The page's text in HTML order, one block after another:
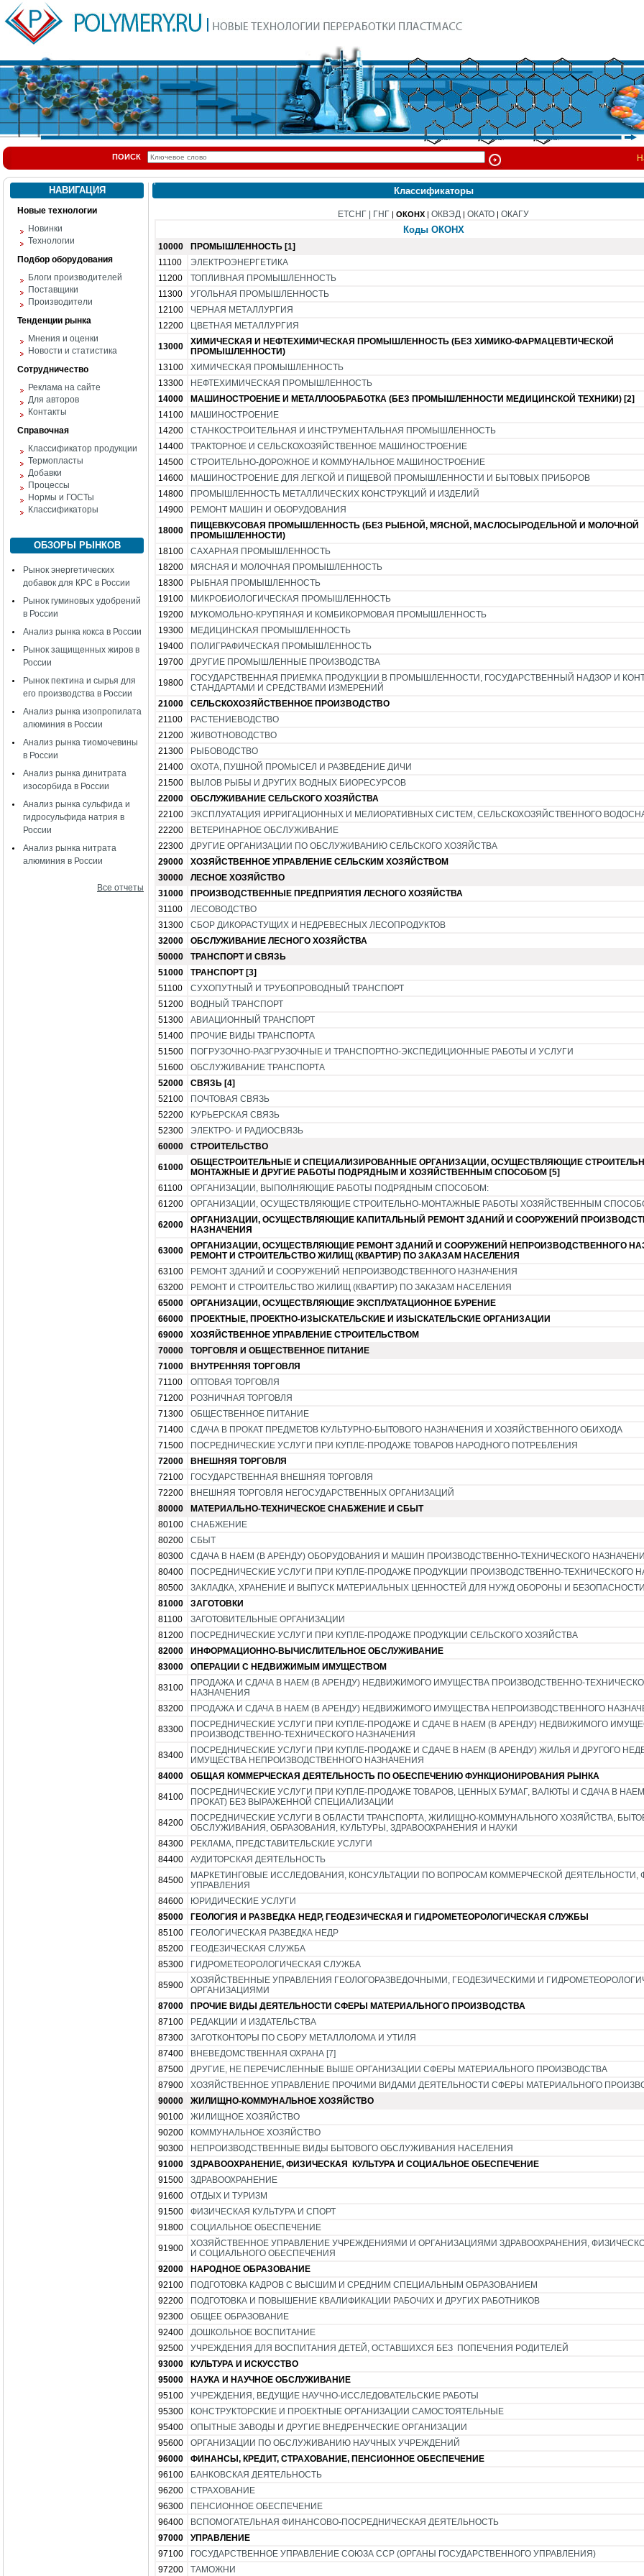
ПОИСК
НАВИГАЦИЯ
Новые технологии
Новинки
Технологии
Подбор оборудования
Блоги производителей
Поставщики
Производители
Тенденции рынка
Мнения и оценки
Новости и статистика
Сотрудничество
Реклама на сайте
Для авторов
Контакты
Справочная
Классификатор продукции
Термопласты
Добавки
Процессы
Нормы и ГОСТы
Классификаторы
ОБЗОРЫ РЫНКОВ
Рынок энергетических
добавок для КРС в России
Рынок гуминовых удобрений
в России
Анализ рынка кокса в России
Рынок защищенных жиров в
России
Рынок пектина и сырья для
его производства в России
Анализ рынка изопропилата
алюминия в России
Анализ рынка тиомочевины
в России
Анализ рынка динитрата
изосорбида в России
Анализ рынка сульфида и
гидросульфида натрия в
России
Анализ рынка нитрата
алюминия в России
Все отчеты
Классификаторы
ЕТСНГ | ГНГ | ОКОНХ | ОКВЭД | ОКАТО | ОКАГУ
Коды ОКОНХ
10000
ПРОМЫШЛЕННОСТЬ [1]
11100
ЭЛЕКТРОЭНЕРГЕТИКА
11200
ТОПЛИВНАЯ ПРОМЫШЛЕННОСТЬ
11300
УГОЛЬНАЯ ПРОМЫШЛЕННОСТЬ
12100
ЧЕРНАЯ МЕТАЛЛУРГИЯ
12200
ЦВЕТНАЯ МЕТАЛЛУРГИЯ
13000
ХИМИЧЕСКАЯ И НЕФТЕХИМИЧЕСКАЯ ПРОМЫШЛЕННОСТЬ (БЕЗ ХИМИКО-ФАРМАЦЕВТИЧЕСКОЙ
ПРОМЫШЛЕННОСТИ)
13100
ХИМИЧЕСКАЯ ПРОМЫШЛЕННОСТЬ
13300
НЕФТЕХИМИЧЕСКАЯ ПРОМЫШЛЕННОСТЬ
14000
МАШИНОСТРОЕНИЕ И МЕТАЛЛООБРАБОТКА (БЕЗ ПРОМЫШЛЕННОСТИ МЕДИЦИНСКОЙ ТЕХНИКИ) [2]
14100
МАШИНОСТРОЕНИЕ
14200
СТАНКОСТРОИТЕЛЬНАЯ И ИНСТРУМЕНТАЛЬНАЯ ПРОМЫШЛЕННОСТЬ
14400
ТРАКТОРНОЕ И СЕЛЬСКОХОЗЯЙСТВЕННОЕ МАШИНОСТРОЕНИЕ
14500
СТРОИТЕЛЬНО-ДОРОЖНОЕ И КОММУНАЛЬНОЕ МАШИНОСТРОЕНИЕ
14600
МАШИНОСТРОЕНИЕ ДЛЯ ЛЕГКОЙ И ПИЩЕВОЙ ПРОМЫШЛЕННОСТИ И БЫТОВЫХ ПРИБОРОВ
14800
ПРОМЫШЛЕННОСТЬ МЕТАЛЛИЧЕСКИХ КОНСТРУКЦИЙ И ИЗДЕЛИЙ
14900
РЕМОНТ МАШИН И ОБОРУДОВАНИЯ
18000
ПИЩЕВКУСОВАЯ ПРОМЫШЛЕННОСТЬ (БЕЗ РЫБНОЙ, МЯСНОЙ, МАСЛОСЫРОДЕЛЬНОЙ И МОЛОЧНОЙ
ПРОМЫШЛЕННОСТИ)
18100
САХАРНАЯ ПРОМЫШЛЕННОСТЬ
18200
МЯСНАЯ И МОЛОЧНАЯ ПРОМЫШЛЕННОСТЬ
18300
РЫБНАЯ ПРОМЫШЛЕННОСТЬ
19100
МИКРОБИОЛОГИЧЕСКАЯ ПРОМЫШЛЕННОСТЬ
19200
МУКОМОЛЬНО-КРУПЯНАЯ И КОМБИКОРМОВАЯ ПРОМЫШЛЕННОСТЬ
19300
МЕДИЦИНСКАЯ ПРОМЫШЛЕННОСТЬ
19400
ПОЛИГРАФИЧЕСКАЯ ПРОМЫШЛЕННОСТЬ
19700
ДРУГИЕ ПРОМЫШЛЕННЫЕ ПРОИЗВОДСТВА
19800
ГОСУДАРСТВЕННАЯ ПРИЕМКА ПРОДУКЦИИ В ПРОМЫШЛЕННОСТИ, ГОСУДАРСТВЕННЫЙ НАДЗОР И
СТАНДАРТАМИ И СРЕДСТВАМИ ИЗМЕРЕНИЙ
21000
СЕЛЬСКОХОЗЯЙСТВЕННОЕ ПРОИЗВОДСТВО
21100
РАСТЕНИЕВОДСТВО
21200
ЖИВОТНОВОДСТВО
21300
РЫБОВОДСТВО
21400
ОХОТА, ПУШНОЙ ПРОМЫСЕЛ И РАЗВЕДЕНИЕ ДИЧИ
21500
ВЫЛОВ РЫБЫ И ДРУГИХ ВОДНЫХ БИОРЕСУРСОВ
22000
ОБСЛУЖИВАНИЕ СЕЛЬСКОГО ХОЗЯЙСТВА
22100
ЭКСПЛУАТАЦИЯ ИРРИГАЦИОННЫХ И МЕЛИОРАТИВНЫХ СИСТЕМ, СЕЛЬСКОХОЗЯЙСТВЕННОГО
22200
ВЕТЕРИНАРНОЕ ОБСЛУЖИВАНИЕ
22300
ДРУГИЕ ОРГАНИЗАЦИИ ПО ОБСЛУЖИВАНИЮ СЕЛЬСКОГО ХОЗЯЙСТВА
29000
ХОЗЯЙСТВЕННОЕ УПРАВЛЕНИЕ СЕЛЬСКИМ ХОЗЯЙСТВОМ
30000
ЛЕСНОЕ ХОЗЯЙСТВО
31000
ПРОИЗВОДСТВЕННЫЕ ПРЕДПРИЯТИЯ ЛЕСНОГО ХОЗЯЙСТВА
31100
ЛЕСОВОДСТВО
31300
СБОР ДИКОРАСТУЩИХ И НЕДРЕВЕСНЫХ ЛЕСОПРОДУКТОВ
32000
ОБСЛУЖИВАНИЕ ЛЕСНОГО ХОЗЯЙСТВА
50000
ТРАНСПОРТ И СВЯЗЬ
51000
ТРАНСПОРТ [3]
51100
СУХОПУТНЫЙ И ТРУБОПРОВОДНЫЙ ТРАНСПОРТ
51200
ВОДНЫЙ ТРАНСПОРТ
51300
АВИАЦИОННЫЙ ТРАНСПОРТ
51400
ПРОЧИЕ ВИДЫ ТРАНСПОРТА
51500
ПОГРУЗОЧНО-РАЗГРУЗОЧНЫЕ И ТРАНСПОРТНО-ЭКСПЕДИЦИОННЫЕ РАБОТЫ И УСЛУГИ
51600
ОБСЛУЖИВАНИЕ ТРАНСПОРТА
52000
СВЯЗЬ [4]
52100
ПОЧТОВАЯ СВЯЗЬ
52200
КУРЬЕРСКАЯ СВЯЗЬ
52300
ЭЛЕКТРО- И РАДИОСВЯЗЬ
60000
СТРОИТЕЛЬСТВО
61000
ОБЩЕСТРОИТЕЛЬНЫЕ И СПЕЦИАЛИЗИРОВАННЫЕ ОРГАНИЗАЦИИ, ОСУЩЕСТВЛЯЮЩИЕ
МОНТАЖНЫЕ И ДРУГИЕ РАБОТЫ ПОДРЯДНЫМ И ХОЗЯЙСТВЕННЫМ СПОСОБОМ [5]
61100
ОРГАНИЗАЦИИ, ВЫПОЛНЯЮЩИЕ РАБОТЫ ПОДРЯДНЫМ СПОСОБОМ:
61200
ОРГАНИЗАЦИИ, ОСУЩЕСТВЛЯЮЩИЕ СТРОИТЕЛЬНО-МОНТАЖНЫЕ РАБОТЫ ХОЗЯЙСТВЕННЫМ
62000
ОРГАНИЗАЦИИ, ОСУЩЕСТВЛЯЮЩИЕ КАПИТАЛЬНЫЙ РЕМОНТ ЗДАНИЙ И СООРУЖЕНИЙ
НАЗНАЧЕНИЯ
63000
ОРГАНИЗАЦИИ, ОСУЩЕСТВЛЯЮЩИЕ РЕМОНТ ЗДАНИЙ И СООРУЖЕНИЙ НЕПРОИЗВОДСТВЕННОГО
РЕМОНТ И СТРОИТЕЛЬСТВО ЖИЛИЩ (КВАРТИР) ПО ЗАКАЗАМ НАСЕЛЕНИЯ
63100
РЕМОНТ ЗДАНИЙ И СООРУЖЕНИЙ НЕПРОИЗВОДСТВЕННОГО НАЗНАЧЕНИЯ
63200
РЕМОНТ И СТРОИТЕЛЬСТВО ЖИЛИЩ (КВАРТИР) ПО ЗАКАЗАМ НАСЕЛЕНИЯ
65000
ОРГАНИЗАЦИИ, ОСУЩЕСТВЛЯЮЩИЕ ЭКСПЛУАТАЦИОННОЕ БУРЕНИЕ
66000
ПРОЕКТНЫЕ, ПРОЕКТНО-ИЗЫСКАТЕЛЬСКИЕ И ИЗЫСКАТЕЛЬСКИЕ ОРГАНИЗАЦИИ
69000
ХОЗЯЙСТВЕННОЕ УПРАВЛЕНИЕ СТРОИТЕЛЬСТВОМ
70000
ТОРГОВЛЯ И ОБЩЕСТВЕННОЕ ПИТАНИЕ
71000
ВНУТРЕННЯЯ ТОРГОВЛЯ
71100
ОПТОВАЯ ТОРГОВЛЯ
71200
РОЗНИЧНАЯ ТОРГОВЛЯ
71300
ОБЩЕСТВЕННОЕ ПИТАНИЕ
71400
СДАЧА В ПРОКАТ ПРЕДМЕТОВ КУЛЬТУРНО-БЫТОВОГО НАЗНАЧЕНИЯ И ХОЗЯЙСТВЕННОГО ОБИХОДА
71500
ПОСРЕДНИЧЕСКИЕ УСЛУГИ ПРИ КУПЛЕ-ПРОДАЖЕ ТОВАРОВ НАРОДНОГО ПОТРЕБЛЕНИЯ
72000
ВНЕШНЯЯ ТОРГОВЛЯ
72100
ГОСУДАРСТВЕННАЯ ВНЕШНЯЯ ТОРГОВЛЯ
72200
ВНЕШНЯЯ ТОРГОВЛЯ НЕГОСУДАРСТВЕННЫХ ОРГАНИЗАЦИЙ
80000
МАТЕРИАЛЬНО-ТЕХНИЧЕСКОЕ СНАБЖЕНИЕ И СБЫТ
80100
СНАБЖЕНИЕ
80200
СБЫТ
80300
СДАЧА В НАЕМ (В АРЕНДУ) ОБОРУДОВАНИЯ И МАШИН ПРОИЗВОДСТВЕННО-ТЕХНИЧЕСКОГО
80400
ПОСРЕДНИЧЕСКИЕ УСЛУГИ ПРИ КУПЛЕ-ПРОДАЖЕ ПРОДУКЦИИ ПРОИЗВОДСТВЕННО-ТЕХНИЧЕСКОГО
80500
ЗАКЛАДКА, ХРАНЕНИЕ И ВЫПУСК МАТЕРИАЛЬНЫХ ЦЕННОСТЕЙ ДЛЯ НУЖД ОБОРОНЫ И БЕЗОПАСНОСТИ
81000
ЗАГОТОВКИ
81100
ЗАГОТОВИТЕЛЬНЫЕ ОРГАНИЗАЦИИ
81200
ПОСРЕДНИЧЕСКИЕ УСЛУГИ ПРИ КУПЛЕ-ПРОДАЖЕ ПРОДУКЦИИ СЕЛЬСКОГО ХОЗЯЙСТВА
82000
ИНФОРМАЦИОННО-ВЫЧИСЛИТЕЛЬНОЕ ОБСЛУЖИВАНИЕ
83000
ОПЕРАЦИИ С НЕДВИЖИМЫМ ИМУЩЕСТВОМ
83100
ПРОДАЖА И СДАЧА В НАЕМ (В АРЕНДУ) НЕДВИЖИМОГО ИМУЩЕСТВА ПРОИЗВОДСТВЕННО-
НАЗНАЧЕНИЯ
83200
ПРОДАЖА И СДАЧА В НАЕМ (В АРЕНДУ) НЕДВИЖИМОГО ИМУЩЕСТВА НЕПРОИЗВОДСТВЕННОГО
83300
ПОСРЕДНИЧЕСКИЕ УСЛУГИ ПРИ КУПЛЕ-ПРОДАЖЕ И СДАЧЕ В НАЕМ (В АРЕНДУ) НЕДВИЖИМОГО
ПРОИЗВОДСТВЕННО-ТЕХНИЧЕСКОГО НАЗНАЧЕНИЯ
83400
ПОСРЕДНИЧЕСКИЕ УСЛУГИ ПРИ КУПЛЕ-ПРОДАЖЕ И СДАЧЕ В НАЕМ (В АРЕНДУ) ЖИЛЬЯ И ДРУГОГО
ИМУЩЕСТВА НЕПРОИЗВОДСТВЕННОГО НАЗНАЧЕНИЯ
84000
ОБЩАЯ КОММЕРЧЕСКАЯ ДЕЯТЕЛЬНОСТЬ ПО ОБЕСПЕЧЕНИЮ ФУНКЦИОНИРОВАНИЯ РЫНКА
84100
ПОСРЕДНИЧЕСКИЕ УСЛУГИ ПРИ КУПЛЕ-ПРОДАЖЕ ТОВАРОВ, ЦЕННЫХ БУМАГ, ВАЛЮТЫ И СДАЧА В НАЕМ
ПРОКАТ) БЕЗ ВЫРАЖЕННОЙ СПЕЦИАЛИЗАЦИИ
84200
ПОСРЕДНИЧЕСКИЕ УСЛУГИ В ОБЛАСТИ ТРАНСПОРТА, ЖИЛИЩНО-КОММУНАЛЬНОГО ХОЗЯЙСТВА,
ОБСЛУЖИВАНИЯ, ОБРАЗОВАНИЯ, КУЛЬТУРЫ, ЗДРАВООХРАНЕНИЯ И НАУКИ
84300
РЕКЛАМА, ПРЕДСТАВИТЕЛЬСКИЕ УСЛУГИ
84400
АУДИТОРСКАЯ ДЕЯТЕЛЬНОСТЬ
84500
МАРКЕТИНГОВЫЕ ИССЛЕДОВАНИЯ, КОНСУЛЬТАЦИИ ПО ВОПРОСАМ КОММЕРЧЕСКОЙ ДЕЯТЕЛЬНОСТИ,
УПРАВЛЕНИЯ
84600
ЮРИДИЧЕСКИЕ УСЛУГИ
85000
ГЕОЛОГИЯ И РАЗВЕДКА НЕДР, ГЕОДЕЗИЧЕСКАЯ И ГИДРОМЕТЕОРОЛОГИЧЕСКАЯ СЛУЖБЫ
85100
ГЕОЛОГИЧЕСКАЯ РАЗВЕДКА НЕДР
85200
ГЕОДЕЗИЧЕСКАЯ СЛУЖБА
85300
ГИДРОМЕТЕОРОЛОГИЧЕСКАЯ СЛУЖБА
85900
ХОЗЯЙСТВЕННЫЕ УПРАВЛЕНИЯ ГЕОЛОГОРАЗВЕДОЧНЫМИ, ГЕОДЕЗИЧЕСКИМИ И
ОРГАНИЗАЦИЯМИ
87000
ПРОЧИЕ ВИДЫ ДЕЯТЕЛЬНОСТИ СФЕРЫ МАТЕРИАЛЬНОГО ПРОИЗВОДСТВА
87100
РЕДАКЦИИ И ИЗДАТЕЛЬСТВА
87300
ЗАГОТКОНТОРЫ ПО СБОРУ МЕТАЛЛОЛОМА И УТИЛЯ
87400
ВНЕВЕДОМСТВЕННАЯ ОХРАНА [7]
87500
ДРУГИЕ, НЕ ПЕРЕЧИСЛЕННЫЕ ВЫШЕ ОРГАНИЗАЦИИ СФЕРЫ МАТЕРИАЛЬНОГО ПРОИЗВОДСТВА
87900
ХОЗЯЙСТВЕННОЕ УПРАВЛЕНИЕ ПРОЧИМИ ВИДАМИ ДЕЯТЕЛЬНОСТИ СФЕРЫ МАТЕРИАЛЬНОГО
90000
ЖИЛИЩНО-КОММУНАЛЬНОЕ ХОЗЯЙСТВО
90100
ЖИЛИЩНОЕ ХОЗЯЙСТВО
90200
КОММУНАЛЬНОЕ ХОЗЯЙСТВО
90300
НЕПРОИЗВОДСТВЕННЫЕ ВИДЫ БЫТОВОГО ОБСЛУЖИВАНИЯ НАСЕЛЕНИЯ
91000
ЗДРАВООХРАНЕНИЕ, ФИЗИЧЕСКАЯ КУЛЬТУРА И СОЦИАЛЬНОЕ ОБЕСПЕЧЕНИЕ
91500
ЗДРАВООХРАНЕНИЕ
91600
ОТДЫХ И ТУРИЗМ
91500
ФИЗИЧЕСКАЯ КУЛЬТУРА И СПОРТ
91800
СОЦИАЛЬНОЕ ОБЕСПЕЧЕНИЕ
91900
ХОЗЯЙСТВЕННОЕ УПРАВЛЕНИЕ УЧРЕЖДЕНИЯМИ И ОРГАНИЗАЦИЯМИ ЗДРАВООХРАНЕНИЯ,
И СОЦИАЛЬНОГО ОБЕСПЕЧЕНИЯ
92000
НАРОДНОЕ ОБРАЗОВАНИЕ
92100
ПОДГОТОВКА КАДРОВ С ВЫСШИМ И СРЕДНИМ СПЕЦИАЛЬНЫМ ОБРАЗОВАНИЕМ
92200
ПОДГОТОВКА И ПОВЫШЕНИЕ КВАЛИФИКАЦИИ РАБОЧИХ И ДРУГИХ РАБОТНИКОВ
92300
ОБЩЕЕ ОБРАЗОВАНИЕ
92400
ДОШКОЛЬНОЕ ВОСПИТАНИЕ
92500
УЧРЕЖДЕНИЯ ДЛЯ ВОСПИТАНИЯ ДЕТЕЙ, ОСТАВШИХСЯ БЕЗ ПОПЕЧЕНИЯ РОДИТЕЛЕЙ
93000
КУЛЬТУРА И ИСКУССТВО
95000
НАУКА И НАУЧНОЕ ОБСЛУЖИВАНИЕ
95100
УЧРЕЖДЕНИЯ, ВЕДУЩИЕ НАУЧНО-ИССЛЕДОВАТЕЛЬСКИЕ РАБОТЫ
95300
КОНСТРУКТОРСКИЕ И ПРОЕКТНЫЕ ОРГАНИЗАЦИИ САМОСТОЯТЕЛЬНЫЕ
95400
ОПЫТНЫЕ ЗАВОДЫ И ДРУГИЕ ВНЕДРЕНЧЕСКИЕ ОРГАНИЗАЦИИ
95600
ОРГАНИЗАЦИИ ПО ОБСЛУЖИВАНИЮ НАУЧНЫХ УЧРЕЖДЕНИЙ
96000
ФИНАНСЫ, КРЕДИТ, СТРАХОВАНИЕ, ПЕНСИОННОЕ ОБЕСПЕЧЕНИЕ
96100
БАНКОВСКАЯ ДЕЯТЕЛЬНОСТЬ
96200
СТРАХОВАНИЕ
96300
ПЕНСИОННОЕ ОБЕСПЕЧЕНИЕ
96400
ВСПОМОГАТЕЛЬНАЯ ФИНАНСОВО-ПОСРЕДНИЧЕСКАЯ ДЕЯТЕЛЬНОСТЬ
97000
УПРАВЛЕНИЕ
97100
ГОСУДАРСТВЕННОЕ УПРАВЛЕНИЕ СОЮЗА ССР (ОРГАНЫ ГОСУДАРСТВЕННОГО УПРАВЛЕНИЯ)
97200
ТАМОЖНИ